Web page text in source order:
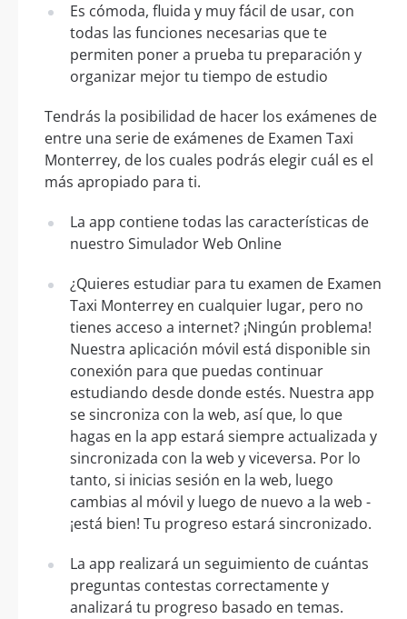
Es cómoda, fluida y muy fácil de usar, con
todas las funciones necesarias que te
permiten poner a prueba tu preparación y
organizar mejor tu tiempo de estudio
Tendrás la posibilidad de hacer los exámenes de
entre una serie de exámenes de Examen Taxi
Monterrey, de los cuales podrás elegir cuál es el
más apropiado para ti.
La app contiene todas las características de
nuestro Simulador Web Online
¿Quieres estudiar para tu examen de Examen
Taxi Monterrey en cualquier lugar, pero no
tienes acceso a internet? ¡Ningún problema!
Nuestra aplicación móvil está disponible sin
conexión para que puedas continuar
estudiando desde donde estés. Nuestra app
se sincroniza con la web, así que, lo que
hagas en la app estará siempre actualizada y
sincronizada con la web y viceversa. Por lo
tanto, si inicias sesión en la web, luego
cambias al móvil y luego de nuevo a la web -
¡está bien! Tu progreso estará sincronizado.
La app realizará un seguimiento de cuántas
preguntas contestas correctamente y
analizará tu progreso basado en temas.